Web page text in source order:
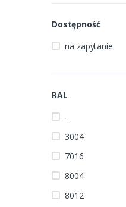
Dostępność
na zapytanie
RAL
-
3004
7016
8004
8012